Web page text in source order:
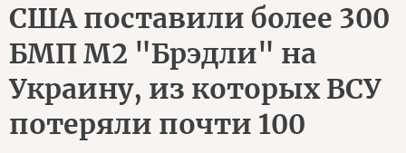
США поставили более 300
БМП M2 "Брэдли" на
Украину, из которых ВСУ
потеряли почти 100